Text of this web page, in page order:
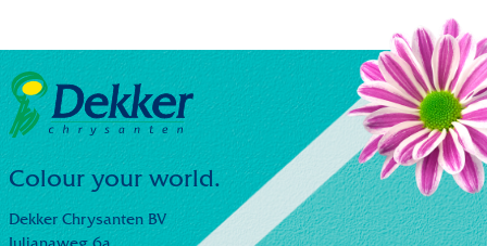
Colour your world.
Dekker Chrysanten BV